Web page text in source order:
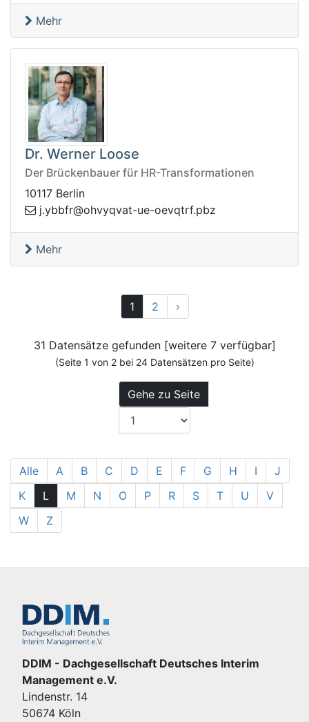
Mehr
Dr. Werner Loose
Der Brückenbauer für HR-Transformationen
10117 Berlin
zbp.frtqveo-eu-tavqyvh
o@rfbby.j
Mehr
1 2 ›Vor
31 Datensätze gefunden [weitere 7 verfügbar]
(Seite 1 von 2 bei 24 Datensätzen pro Seite)
Gehe zu Seite
Alle A B C D E F G H I
J
K
L M N O P R S T U
V
W
Z
DDIM - Dachgesellschaft Deutsches Interim
Management e.V.
Lindenstr. 14
50674 Köln